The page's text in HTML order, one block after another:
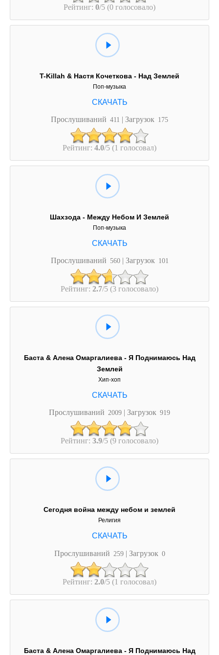
Рейтинг: 0/5 (0 голосовало)
T-Killah & Настя Кочеткова - Над Землей
Поп-музыка
Прослушиваний 411 | Загрузок 175
Рейтинг: 4.0/5 (1 голосовал)
Шахзода - Между Небом И Землей
Поп-музыка
Прослушиваний 560 | Загрузок 101
Рейтинг: 2.7/5 (3 голосовало)
Баста & Алена Омаргалиева - Я Поднимаюсь Над
Землей
Хип-хоп
Прослушиваний 2009 | Загрузок 919
Рейтинг: 3.9/5 (9 голосовало)
Сегодня война между небом и землей
Религия
Прослушиваний 259 | Загрузок 0
Рейтинг: 2.0/5 (1 голосовал)
Баста & Алена Омаргалиева - Я Поднимаюсь Над